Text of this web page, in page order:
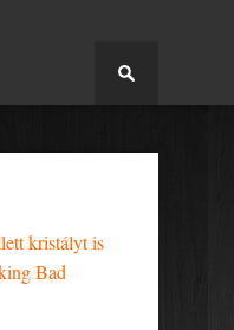
kristályt is
Bad